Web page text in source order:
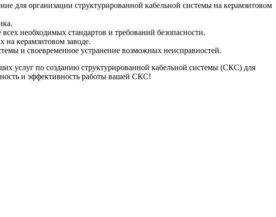
для организации структурированной кабельной системы на керамзитовом
необходимых стандартов и требований безопасности.
керамзитовом заводе.
и своевременное устранение возможных неисправностей.
услуг по созданию структурированной кабельной системы (СКС) для
и эффективность работы вашей СКС!